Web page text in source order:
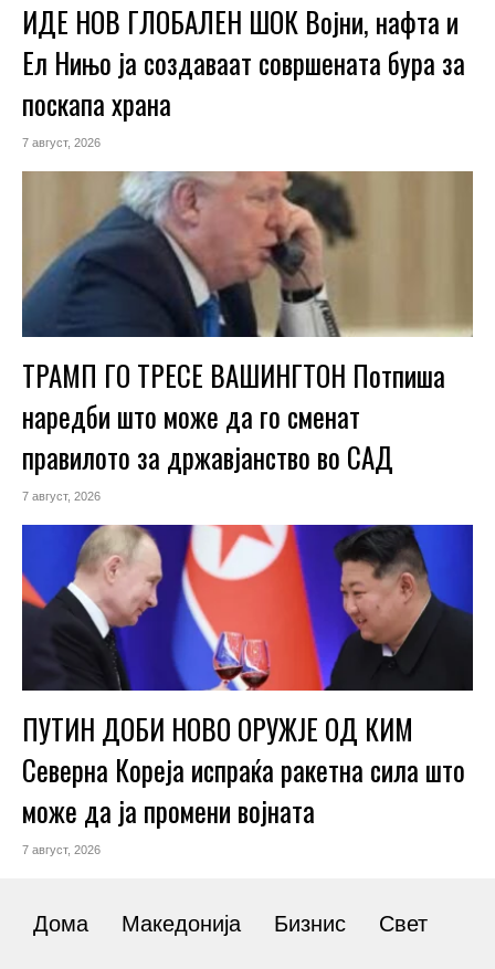
ИДЕ НОВ ГЛОБАЛЕН ШОК Војни, нафта и
Ел Нињо ја создаваат совршената бура за
поскапа храна
7 август, 2026
ТРАМП ГО ТРЕСЕ ВАШИНГТОН Потпиша
наредби што може да го сменат
правилото за државјанство во САД
7 август, 2026
ПУТИН ДОБИ НОВО ОРУЖЈЕ ОД КИМ
Северна Кореја испраќа ракетна сила што
може да ја промени војната
7 август, 2026
Дома Македонија Бизнис Свет